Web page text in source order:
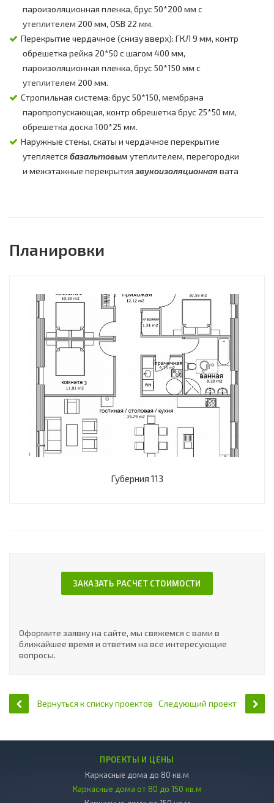
пароизоляционная пленка, брус 50*200 мм с
утеплителем 200 мм, OSB 22 мм.
Перекрытие чердачное (снизу вверх): ГКЛ 9 мм, контр
обрешетка рейка 20*50 с шагом 400 мм,
пароизоляционная пленка, брус 50*150 мм с
утеплителем 200 мм.
Стропильная система: брус 50*150, мембрана
паропропускающая, контр обрешетка брус 25*50 мм,
обрешетка доска 100*25 мм.
Наружные стены, скаты и чердачное перекрытие
утепляется базальтовым утеплителем, перегородки
и межэтажные перекрытия звукоизоляционнаявата
Планировки
Губерния 113
ЗАКАЗАТЬ РАСЧЕТ СТОИМОСТИ
Оформите заявку на сайте, мы свяжемся с вами в
ближайшее время и ответим на все интересующие
вопросы.
Вернуться к списку проектов Следующий проект
ПРОЕКТЫ И ЦЕНЫ
Каркасные дома до 80 кв.м
Каркасные дома от 80 до 150 кв.м